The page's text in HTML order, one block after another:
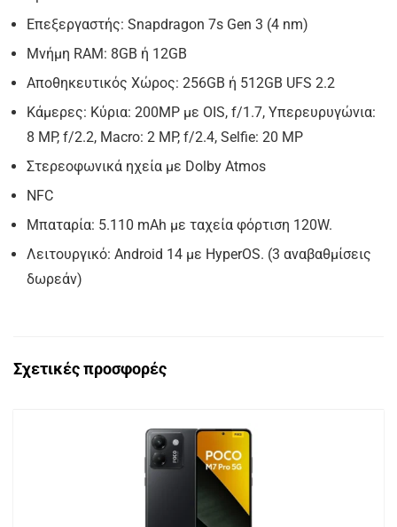
Επεξεργαστής: Snapdragon 7s Gen 3 (4 nm)
Μνήμη RAM: 8GB ή 12GB
Αποθηκευτικός Χώρος: 256GB ή 512GB UFS 2.2
Κάμερες: Κύρια: 200MP με OIS, f/1.7, Υπερευρυγώνια:
8 MP, f/2.2, Macro: 2 MP, f/2.4, Selfie: 20 MP
Στερεοφωνικά ηχεία με Dolby Atmos
NFC
Μπαταρία: 5.110 mAh με ταχεία φόρτιση 120W.
Λειτουργικό: Android 14 με HyperOS. (3 αναβαθμίσεις
δωρεάν)
Σχετικές προσφορές